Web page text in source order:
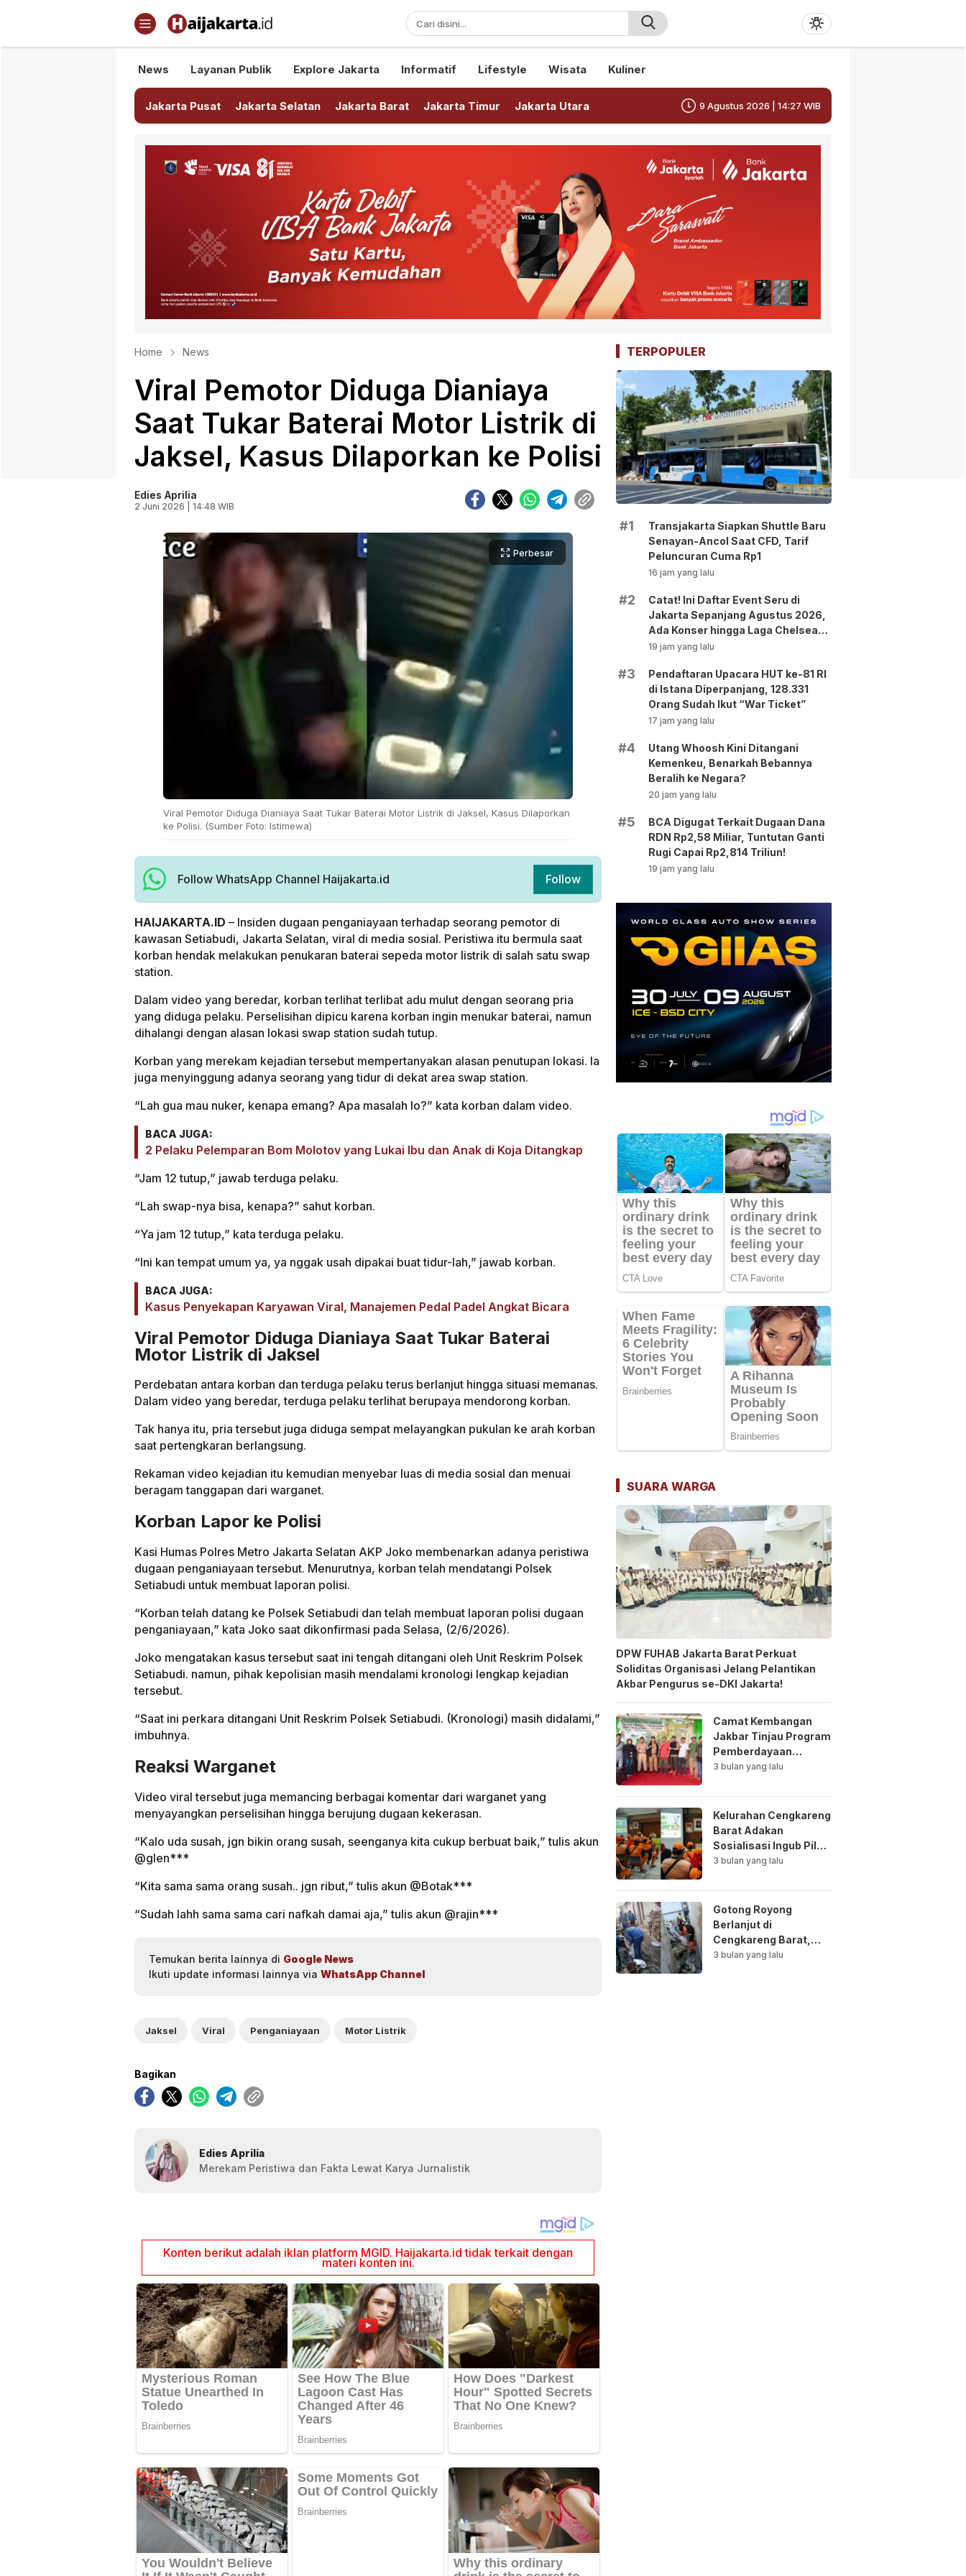
Haijakarta.id
Semua Tentang Jakarta Ada Disini!
News Layanan Publik Explore Jakarta Informatif Lifestyle Wisata Kuliner
Jakarta Pusat Jakarta Selatan Jakarta Barat Jakarta Timur Jakarta Utara 9 Agustus 2026 | 14:27 WIB
Home News
Viral Pemotor Diduga Dianiaya
Saat Tukar Baterai Motor Listrik di
Jaksel, Kasus Dilaporkan ke Polisi
Edies Aprilia
2 Juni 2026 | 14:48 WIB
Perbesar
Viral Pemotor Diduga Dianiaya Saat Tukar Baterai Motor Listrik di Jaksel, Kasus Dilaporkan
ke Polisi. (Sumber Foto: Istimewa)
Follow WhatsApp Channel Haijakarta.id Follow
HAIJAKARTA.ID – Insiden dugaan penganiayaan terhadap seorang pemotor di
kawasan Setiabudi, Jakarta Selatan, viral di media sosial. Peristiwa itu bermula saat
korban hendak melakukan penukaran baterai sepeda motor listrik di salah satu swap
station.
Dalam video yang beredar, korban terlihat terlibat adu mulut dengan seorang pria
yang diduga pelaku. Perselisihan dipicu karena korban ingin menukar baterai, namun
dihalangi dengan alasan lokasi swap station sudah tutup.
Korban yang merekam kejadian tersebut mempertanyakan alasan penutupan lokasi. Ia
juga menyinggung adanya seorang yang tidur di dekat area swap station.
“Lah gua mau nuker, kenapa emang? Apa masalah lo?” kata korban dalam video.
BACA JUGA:
2 Pelaku Pelemparan Bom Molotov yang Lukai Ibu dan Anak di Koja Ditangkap
“Jam 12 tutup,” jawab terduga pelaku.
“Lah swap-nya bisa, kenapa?” sahut korban.
“Ya jam 12 tutup,” kata terduga pelaku.
“Ini kan tempat umum ya, ya nggak usah dipakai buat tidur-lah,” jawab korban.
BACA JUGA:
Kasus Penyekapan Karyawan Viral, Manajemen Pedal Padel Angkat Bicara
Viral Pemotor Diduga Dianiaya Saat Tukar Baterai
Motor Listrik di Jaksel
Perdebatan antara korban dan terduga pelaku terus berlanjut hingga situasi memanas.
Dalam video yang beredar, terduga pelaku terlihat berupaya mendorong korban.
Tak hanya itu, pria tersebut juga diduga sempat melayangkan pukulan ke arah korban
saat pertengkaran berlangsung.
Rekaman video kejadian itu kemudian menyebar luas di media sosial dan menuai
beragam tanggapan dari warganet.
Korban Lapor ke Polisi
Kasi Humas Polres Metro Jakarta Selatan AKP Joko membenarkan adanya peristiwa
dugaan penganiayaan tersebut. Menurutnya, korban telah mendatangi Polsek
Setiabudi untuk membuat laporan polisi.
“Korban telah datang ke Polsek Setiabudi dan telah membuat laporan polisi dugaan
penganiayaan,” kata Joko saat dikonfirmasi pada Selasa, (2/6/2026).
Joko mengatakan kasus tersebut saat ini tengah ditangani oleh Unit Reskrim Polsek
Setiabudi. namun, pihak kepolisian masih mendalami kronologi lengkap kejadian
tersebut.
“Saat ini perkara ditangani Unit Reskrim Polsek Setiabudi. (Kronologi) masih didalami,”
imbuhnya.
Reaksi Warganet
Video viral tersebut juga memancing berbagai komentar dari warganet yang
menyayangkan perselisihan hingga berujung dugaan kekerasan.
“Kalo uda susah, jgn bikin orang susah, seenganya kita cukup berbuat baik,” tulis akun
@glen***
“Kita sama sama orang susah.. jgn ribut,” tulis akun @Botak***
“Sudah lahh sama sama cari nafkah damai aja,” tulis akun @rajin***
Temukan berita lainnya di Google News
Ikuti update informasi lainnya via WhatsApp Channel
Jaksel Viral Penganiayaan Motor Listrik
Bagikan
Edies Aprilia
Merekam Peristiwa dan Fakta Lewat Karya Jurnalistik
TERPOPULER
#1
Transjakarta Siapkan Shuttle Baru
Senayan-Ancol Saat CFD, Tarif
Peluncuran Cuma Rp1
16 jam yang lalu
#2
Catat! Ini Daftar Event Seru di
Jakarta Sepanjang Agustus 2026,
Ada Konser hingga Laga Chelsea
vs AC Milan
19 jam yang lalu
#3
Pendaftaran Upacara HUT ke-81 RI
di Istana Diperpanjang, 128.331
Orang Sudah Ikut “War Ticket”
17 jam yang lalu
#4
Utang Whoosh Kini Ditangani
Kemenkeu, Benarkah Bebannya
Beralih ke Negara?
20 jam yang lalu
#5
BCA Digugat Terkait Dugaan Dana
RDN Rp2,58 Miliar, Tuntutan Ganti
Rugi Capai Rp2,814 Triliun!
19 jam yang lalu
SUARA WARGA
DPW FUHAB Jakarta Barat Perkuat
Soliditas Organisasi Jelang Pelantikan
Akbar Pengurus se-DKI Jakarta!
Camat Kembangan
Jakbar Tinjau Program
Pemberdayaan
Lingkungan di Bale
3 bulan yang lalu
Kelurahan Cengkareng
Barat Adakan
Sosialisasi Ingub Pilah
Sampah Kepada PPSU
3 bulan yang lalu
Gotong Royong
Berlanjut di
Cengkareng Barat,
Saluran Air
3 bulan yang lalu